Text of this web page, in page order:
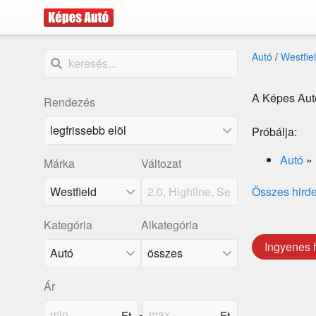
Rendezés
Márka
Westfield
Változat
Kategória Alkategória
Ár
Autó /
A Képes
Próbálja:
Autó »
Összes
Ingyenes